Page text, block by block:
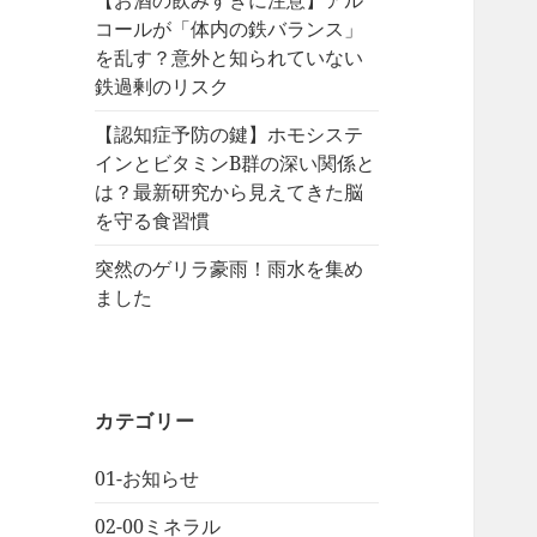
コールが「体内の鉄バランス」
を乱す？意外と知られていない
鉄過剰のリスク
【認知症予防の鍵】ホモシステ
インとビタミンB群の深い関係と
は？最新研究から見えてきた脳
を守る食習慣
突然のゲリラ豪雨！雨水を集め
ました
カテゴリー
01-お知らせ
02-00ミネラル